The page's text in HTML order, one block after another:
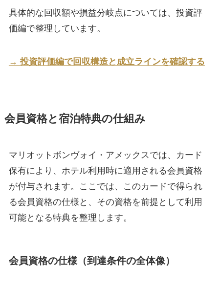
具体的な回収額や損益分岐点については、投資評
価編で整理しています。
→ 投資評価編で回収構造と成立ラインを確認する
会員資格と宿泊特典の仕組み
マリオットボンヴォイ・アメックスでは、カード
保有により、ホテル利用時に適用される会員資格
が付与されます。ここでは、このカードで得られ
る会員資格の仕様と、その資格を前提として利用
可能となる特典を整理します。
会員資格の仕様（到達条件の全体像）